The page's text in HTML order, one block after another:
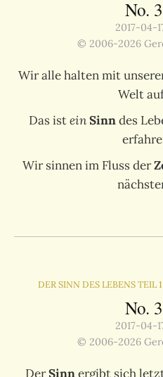
No.
2017-04-
© 2006-2026
Wir alle halten mit
Welt
Das isteinSinndes
Wir sinnen im Fluss der
DER SINN DES LEBENS TEIL 1
No.
2017-04-
© 2006-2026
DerSinnergibt sich